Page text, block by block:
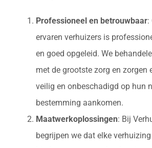
Professioneel en betrouwbaar:
ervaren verhuizers is
en goed opgeleid. We
met de grootste zorg en zorgen
veilig en onbeschadigd op hun
bestemming aankomen.
Maatwerkoplossingen: Bij
begrijpen we dat elke